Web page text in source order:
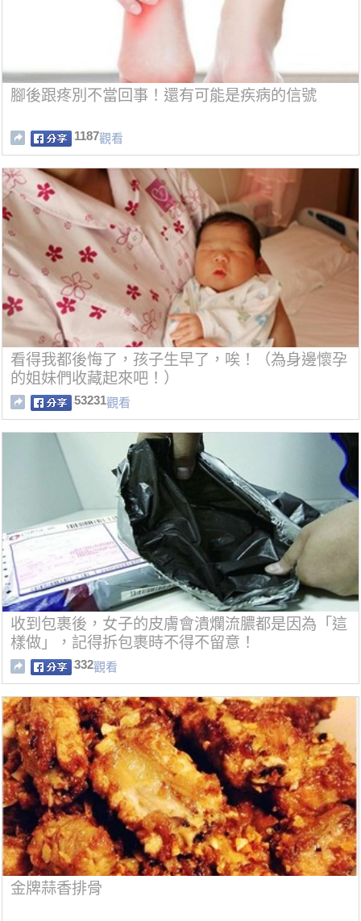
腳後跟疼別不當回事！還有可能是疾病的信號
1187觀看
看得我都後悔了，孩子生早了，唉！（為身邊懷孕
的姐妹們收藏起來吧！）
53231觀看
收到包裹後，女子的皮膚會潰爛流膿都是因為「這
樣做」，記得拆包裹時不得不留意！
332觀看
金牌蒜香排骨